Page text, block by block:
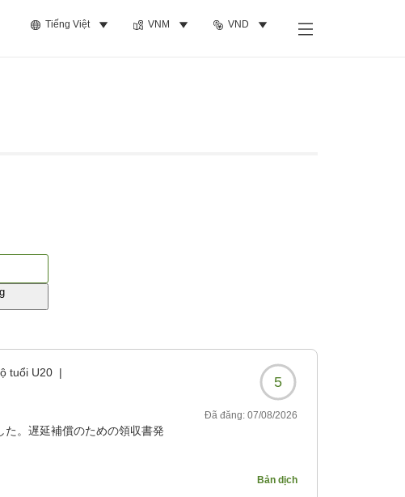
Tiếng Việt VNM VND
tuổi U20 |
5
。遅延補償のための領収書発
Đã đăng: 07/08/2026
Bản dịch